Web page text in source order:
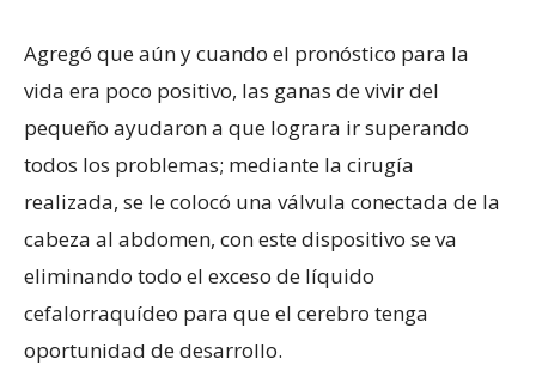
Agregó que aún y cuando el pronóstico para la
vida era poco positivo, las ganas de vivir del
pequeño ayudaron a que lograra ir superando
todos los problemas; mediante la cirugía
realizada, se le colocó una válvula conectada de la
cabeza al abdomen, con este dispositivo se va
eliminando todo el exceso de líquido
cefalorraquídeo para que el cerebro tenga
oportunidad de desarrollo.